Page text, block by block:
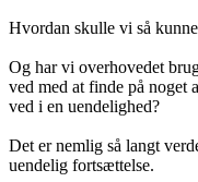
Hvordan skulle vi så
Og har vi overhovedet
ved med at finde på noget
ved i en uendelighed?
Det er nemlig så langt
uendelig fortsættelse.